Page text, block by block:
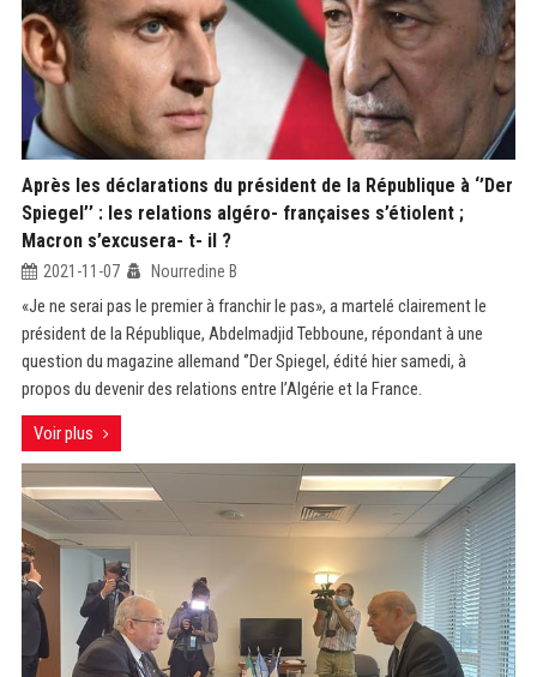
Après les déclarations du président de la République à ‘’Der
Spiegel’’ : les relations algéro- françaises s’étiolent ;
Macron s’excusera- t- il ?
2021-11-07 Nourredine B
«Je ne serai pas le premier à franchir le pas», a martelé clairement le
président de la République, Abdelmadjid Tebboune, répondant à une
question du magazine allemand ‘’Der Spiegel, édité hier samedi, à
propos du devenir des relations entre l’Algérie et la France.
Voir plus